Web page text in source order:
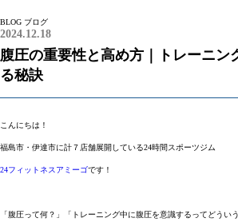
BLOG ブログ
2024.12.18
腹圧の重要性と高め方｜トレーニン
る秘訣
こんにちは！
福島市・伊達市に計７店舗展開している24時間スポーツジム
24フィットネスアミーゴです！
「腹圧って何？」「トレーニング中に腹圧を意識するってどうい